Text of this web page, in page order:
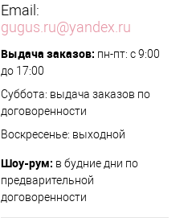
Email:
gugus.ru@yandex.ru
Выдача заказов: пн-пт: с 9:00
до 17:00
Суббота: выдача заказов по
договоренности
Воскресенье: выходной
Шоу-рум: в будние дни по
предварительной
договоренности